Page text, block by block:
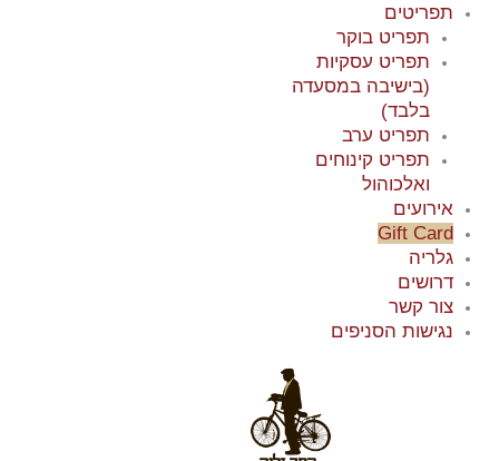
תפריטים
תפריט בוקר
תפריט עסקיות
(בישיבה במסעדה
בלבד)
תפריט ערב
תפריט קינוחים
ואלכוהול
אירועים
Gift Card
גלריה
דרושים
צור קשר
נגישות הסניפים